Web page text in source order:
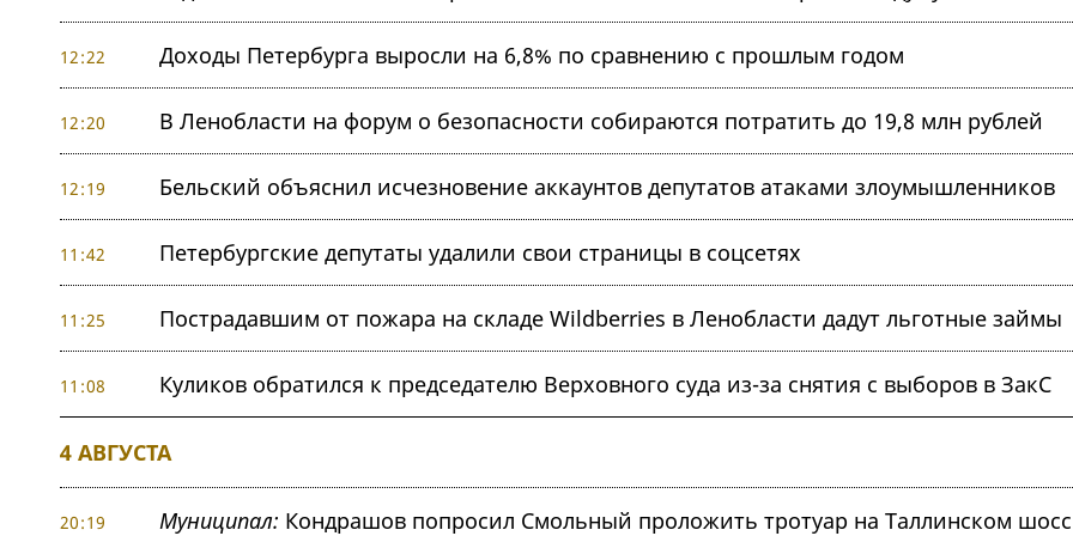
12:22 Доходы Петербурга выросли на 6,8% по сравнению с прошлым годом
12:20 В Ленобласти на форум о безопасности собираются потратить до 19,8 млн рублей
12:19 Бельский объяснил исчезновение аккаунтов депутатов атаками злоумышленников
11:42 Петербургские депутаты удалили свои страницы в соцсетях
11:25 Пострадавшим от пожара на складе Wildberries в Ленобласти дадут льготные займы
11:08 Куликов обратился к председателю Верховного суда из-за снятия с выборов в ЗакС
4 АВГУСТА
20:19 Муниципал: Кондрашов попросил Смольный проложить тротуар на Таллинском